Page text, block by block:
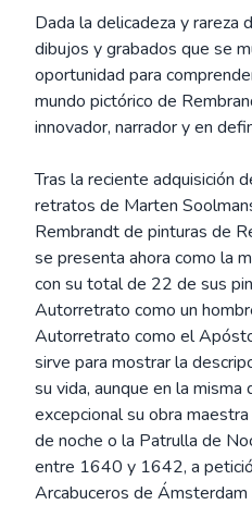
Dada la delicadeza y rareza
dibujos y grabados que se
oportunidad para
mundo pictórico de
innovador, narrador y en
Tras la reciente adquisición
retratos de Marten
Rembrandt de pinturas de
se presenta ahora como la
con su total de 22 de sus
Autorretrato como un
Autorretrato como el
sirve para mostrar la
su vida, aunque en la misma
excepcional su obra
de noche o la Patrulla de
entre 1640 y 1642, a
Arcabuceros de Ámsterdam